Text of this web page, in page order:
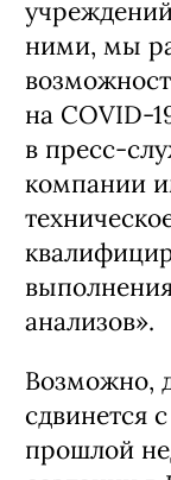
ними, мы
на COVID-
в пресс-
компании
анализов».
Возможно,
сдвинется
прошлой